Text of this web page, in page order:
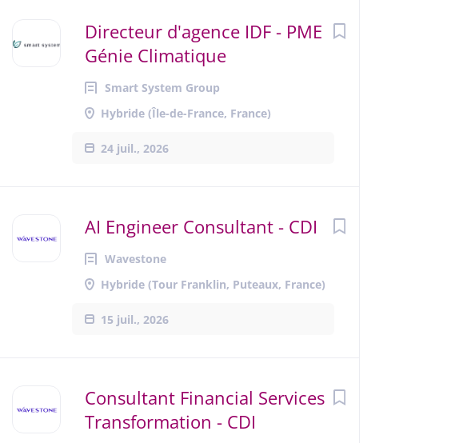
Directeur d'agence IDF - PME
Génie Climatique
Smart System Group
Hybride (Île-de-France, France)
24 juil., 2026
AI Engineer Consultant - CDI
Wavestone
Hybride (Tour Franklin, Puteaux, France)
15 juil., 2026
Consultant Financial Services
Transformation - CDI